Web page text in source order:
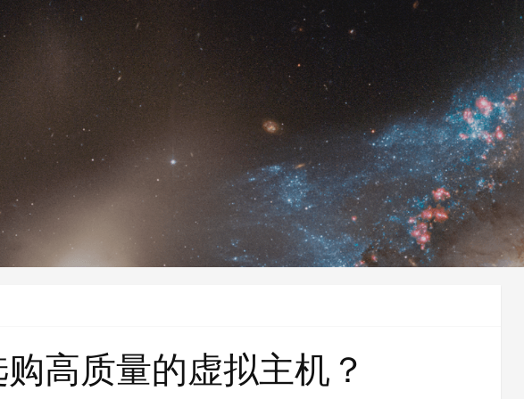
高质量的虚拟主机？